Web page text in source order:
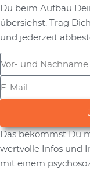
Du beim Aufbau
übersiehst. Trag
und jederzeit
Alternative:
Das bekommst Du
wertvolle Infos und
mit einem